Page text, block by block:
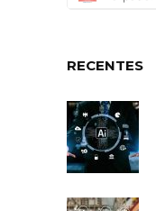
RECENTES